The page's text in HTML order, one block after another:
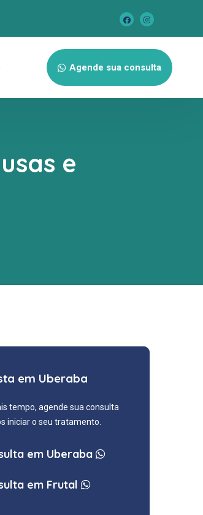
Agende sua consulta
e
em Uberaba
tempo, agende sua consulta
iniciar o seu tratamento.
em Uberaba
em Frutal